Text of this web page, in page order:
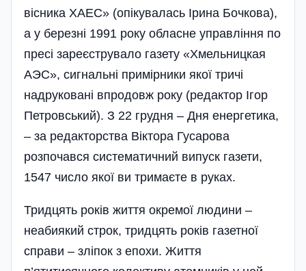
вісника ХАЕС» (опікувалась Ірина Бочкова),
а у березні 1991 року обласне управління по
пресі зареєструвало газету «Хмельницкая
АЭС», сигнальні примірники якої тричі
надруковані впродовж року (редактор Ігор
Петровський). З 22 грудня – Дня енергетика,
– за редакторcтва Віктора Гусарова
розпочався систематичний випуск газети,
1547 число якої ви тримаєте в руках.
Тридцять років життя окремої людини –
неабиякий строк, тридцять років газетної
справи – зліпок з епохи. Життя